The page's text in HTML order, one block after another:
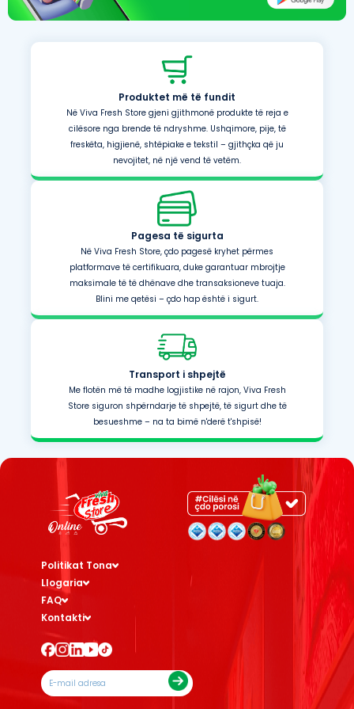
Produktet më të fundit
Në Viva Fresh Store gjeni gjithmonë produkte të reja e
cilësore nga brende të ndryshme. Ushqimore, pije, të
freskëta, higjienë, shtëpiake e tekstil – gjithçka që ju
nevojitet, në një vend të vetëm.
Pagesa të sigurta
Në Viva Fresh Store, çdo pagesë kryhet përmes
platformave të certifikuara, duke garantuar mbrojtje
maksimale të të dhënave dhe transaksioneve tuaja.
Blini me qetësi – çdo hap është i sigurt.
Transport i shpejtë
Me flotën më të madhe logjistike në rajon, Viva Fresh
Store siguron shpërndarje të shpejtë, të sigurt dhe të
besueshme – na ta bimë n'derë t'shpisë!
Politikat Tona
Llogaria
FAQ
Kontakti